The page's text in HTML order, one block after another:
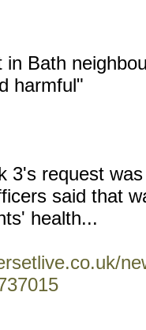
in Bath
harmful"
3's request
said that
health...